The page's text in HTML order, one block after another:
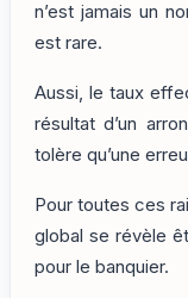
n’est jamais un
est rare.
Aussi, le taux
résultat d’un
tolère qu’une
Pour toutes ces
global se révèle
pour le banquier.